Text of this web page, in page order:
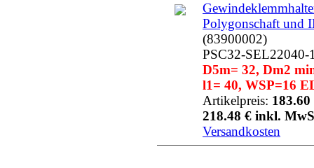
Polygonschaft und
(83900002)
PSC32-SEL22040-
D5m= 32, Dm2
l1= 40, WSP=16
Artikelpreis:
218.48 € inkl.
Versandkosten